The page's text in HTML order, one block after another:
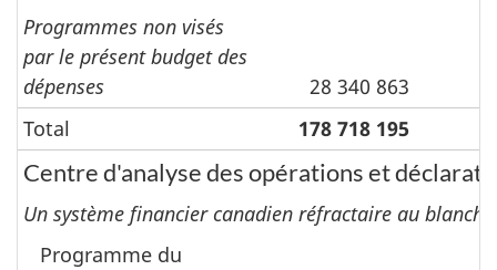
Programmes non visés
par le présent budget des
dépenses
28 340 863
Total
178 718 195
Centre d'analyse des opérations et
Un système financier canadien réfractaire au
Programme du